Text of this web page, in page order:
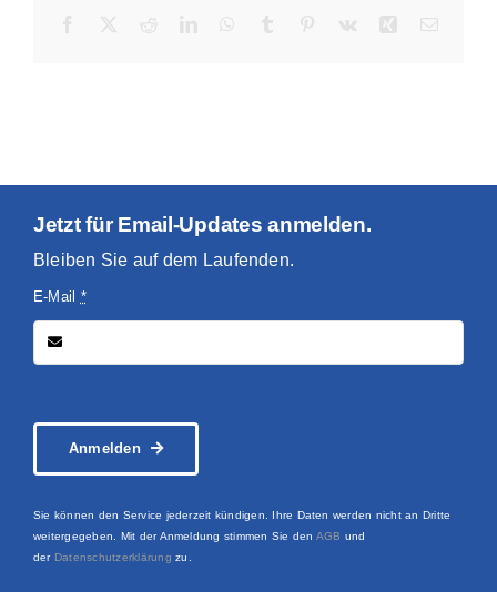
Jetzt für Email-Updates anmelden.
Bleiben Sie auf dem Laufenden.
E-Mail *
Anmelden
Sie können den Service jederzeit kündigen. Ihre Daten werden nicht an Dritte
weitergegeben. Mit der Anmeldung stimmen Sie den AGB und
der Datenschutzerklärung zu.